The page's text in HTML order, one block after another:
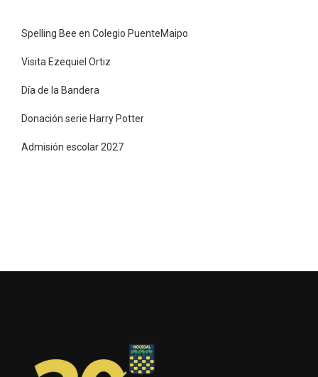
Spelling Bee en Colegio PuenteMaipo
Visita Ezequiel Ortiz
Día de la Bandera
Donación serie Harry Potter
Admisión escolar 2027